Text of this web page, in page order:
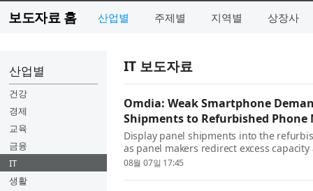
보도자료 홈 산업별 주제별 지역별 상장사
산업별
건강
경제
교육
금융
IT
생활
IT 보도자료
Omdia: Weak Smartphone
Shipments to Refurbished Phone
Display panel shipments into the
as panel makers redirect excess
manufacturers, according to Omdia’s
08월 07일 17:45